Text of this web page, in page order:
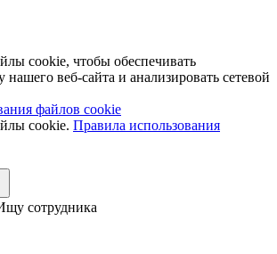
cookie, чтобы обеспечивать
веб-сайта и анализировать сетевой
файлов cookie
cookie. Правила использования
сотрудника